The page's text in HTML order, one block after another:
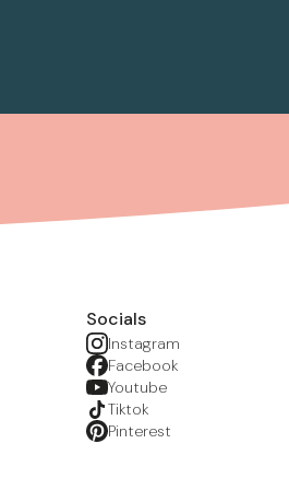
Socials
Instagram
Facebook
Youtube
Tiktok
Pinterest